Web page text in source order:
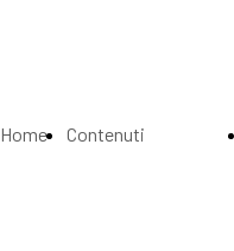
Home Contenuti